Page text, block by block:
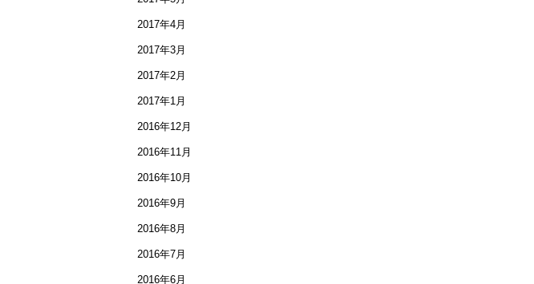
2017年4月
2017年3月
2017年2月
2017年1月
2016年12月
2016年11月
2016年10月
2016年9月
2016年8月
2016年7月
2016年6月